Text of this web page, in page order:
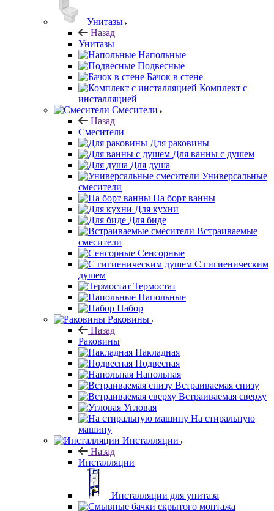
Унитазы
Назад
Унитазы
Напольные
Подвесные
Бачок в стене
Комплект с
инсталляцией
Смесители
Назад
Смесители
Для раковины
Для ванны с душем
Для душа
Универсальные
смесители
На борт ванны
Для кухни
Для биде
Встраиваемые
смесители
Сенсорные
С гигиеническим
душем
Термостат
Напольные
Набор
Раковины
Назад
Раковины
Накладная
Подвесная
Напольная
Встраиваемая снизу
Встраиваемая сверху
Угловая
На стиральную
машину
Инсталляции
Назад
Инсталляции
Инсталляции для унитаза